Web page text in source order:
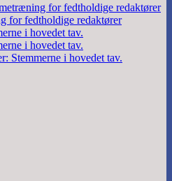
for fedtholdige redaktører
for fedtholdige redaktører
i hovedet tav.
i hovedet tav.
Stemmerne i hovedet tav.